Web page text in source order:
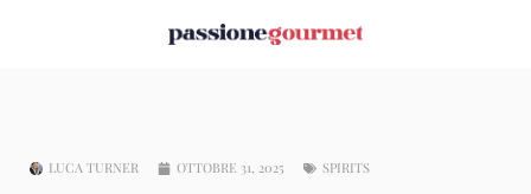
LUCA TURNER OTTOBRE 31, 2025 SPIRITS